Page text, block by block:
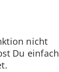
nicht
Du einfach